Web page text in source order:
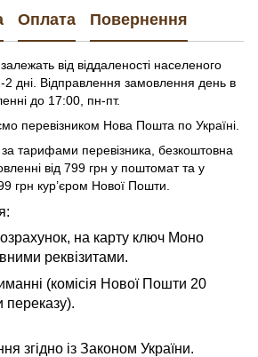
Оплата Повернення
від віддаленості населеного
2 дні. Відправлення замовлення день в
до 17:00, пн-пт.
перевізником Нова Пошта по Україні.
за тарифами перевізника, безкоштовна
від 799 грн у поштомат та у
грн кур’єром Нової Пошти.
на карту ключ Моно
реквізитами.
(комісія Нової Пошти 20
переказу).
згідно із Законом України.